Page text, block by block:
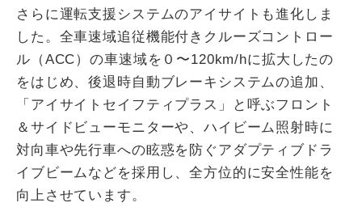
さらに運転支援システムのアイサイトも進化しま
した。全車速域追従機能付きクルーズコントロー
ル（ACC）の車速域を０〜120km/hに拡大したの
をはじめ、後退時自動ブレーキシステムの追加、
「アイサイトセイフティプラス」と呼ぶフロント
＆サイドビューモニターや、ハイビーム照射時に
対向車や先行車への眩惑を防ぐアダプティブドラ
イブビームなどを採用し、全方位的に安全性能を
向上させています。